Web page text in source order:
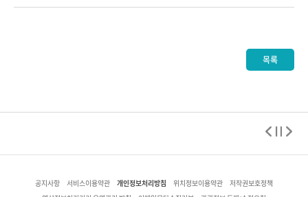
목록
공지사항 서비스이용약관 개인정보처리방침 위치정보이용약관 저작권보호정책